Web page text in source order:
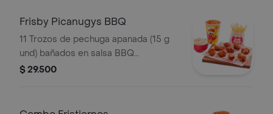
Frisby Picanugys BBQ
11 Trozos de pechuga apanada (15 g
und) bañados en salsa BBQ
ligeramente picante, papas a la
(325 ml)
$ 29.500